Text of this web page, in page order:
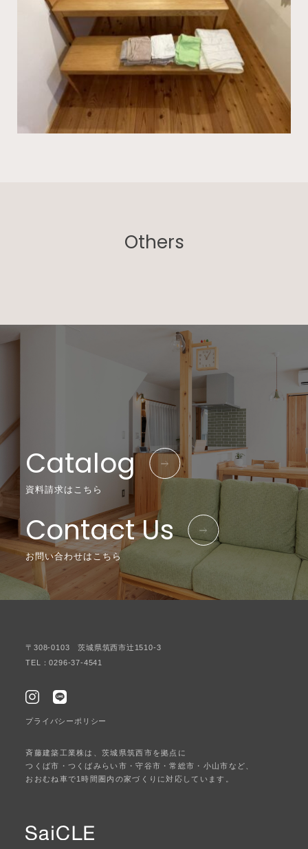
Others
Catalog
資料請求はこちら
Contact Us
お問い合わせはこちら
〒308-0103 茨城県筑西市辻1510-3
TEL：0296-37-4541
プライバシーポリシー
斉藤建築工業株は、茨城県筑西市を拠点に
つくば市・つくばみらい市・守谷市・常総市・小山市など、
おおむね車で1時間圏内の家づくりに対応しています。